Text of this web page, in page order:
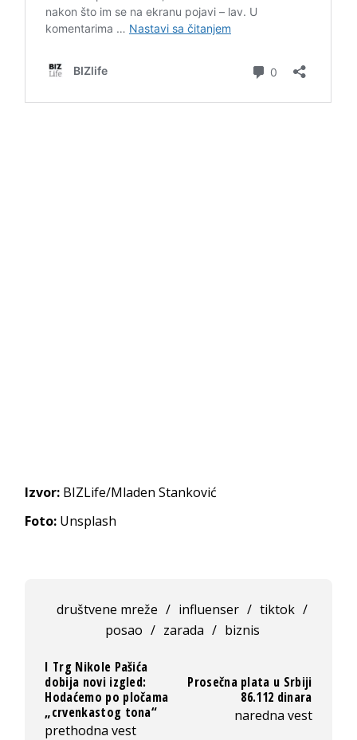
Izvor: BIZLife/Mladen Stanković
Foto: Unsplash
društvene mreže / influenser / tiktok /
posao / zarada / biznis
I Trg Nikole Pašića
dobija novi izgled:
Hodaćemo po pločama
„crvenkastog tona“
prethodna vest
Prosečna plata u Srbiji
86.112 dinara
naredna vest